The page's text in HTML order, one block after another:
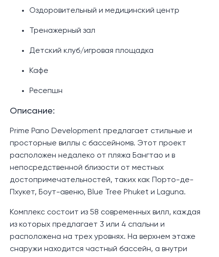
Оздоровительный и медицинский центр
Тренажерный зал
Детский клуб/игровая площадка
Кафе
Ресепшн
Описание:
Prime Pano Development предлагает стильные и
просторные виллы с бассейномв. Этот проект
расположен недалеко от пляжа Бангтао и в
непосредственной близости от местных
достопримечательностей, таких как Порто-де-
Пхукет, Боут-авеню, Blue Tree Phuket и Laguna.
Комплекс состоит из 58 современных вилл, каждая
из которых предлагает 3 или 4 спальни и
расположена на трех уровнях. На верхнем этаже
снаружи находится частный бассейн, а внутри